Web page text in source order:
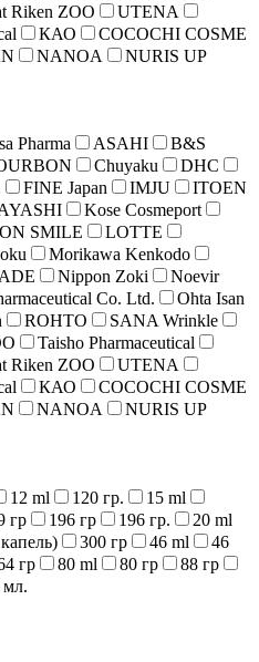
Riken ZOO
UTENA
КАО
COCOCHI COSME
NANOA NURIS UP
Pharma ASAHI
B&S
Chuyaku
DHC
FINE Japan IMJU
ITOEN
Kose Cosmeport
SMILE
LOTTE
Morikawa Kenkodo
Nippon Zoki
Noevir
Co. Ltd.
Ohta Isan
ROHTO
SANA Wrinkle
Taisho Pharmaceutical
Riken ZOO
UTENA
КАО
COCOCHI COSME
NANOA NURIS UP
12 ml 120 гр.
15 ml
гр 196 гр 196 гр.
20 ml
300 гр 46 ml
46
гр 80 ml 80 гр
88 гр
мл.